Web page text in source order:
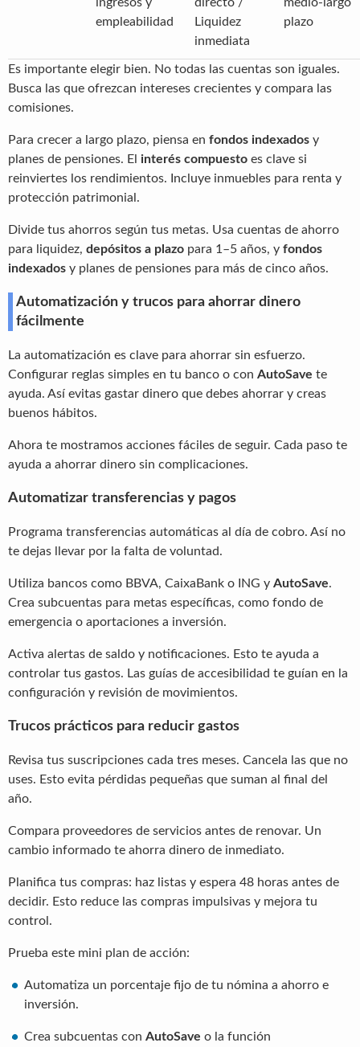
empleabilidad
Liquidez
inmediata
plazo
Es importante elegir bien. No todas las cuentas son iguales.
Busca las que ofrezcan intereses crecientes y compara las
comisiones.
Para crecer a largo plazo, piensa en fondos indexados y
planes de pensiones. El interés compuesto es clave si
reinviertes los rendimientos. Incluye inmuebles para renta y
protección patrimonial.
Divide tus ahorros según tus metas. Usa cuentas de ahorro
para liquidez, depósitos a plazo para 1–5 años, y fondos
indexados y planes de pensiones para más de cinco años.
Automatización y trucos para ahorrar dinero
fácilmente
La automatización es clave para ahorrar sin esfuerzo.
Configurar reglas simples en tu banco o con AutoSave te
ayuda. Así evitas gastar dinero que debes ahorrar y creas
buenos hábitos.
Ahora te mostramos acciones fáciles de seguir. Cada paso te
ayuda a ahorrar dinero sin complicaciones.
Automatizar transferencias y pagos
Programa transferencias automáticas al día de cobro. Así no
te dejas llevar por la falta de voluntad.
Utiliza bancos como BBVA, CaixaBank o ING y AutoSave.
Crea subcuentas para metas específicas, como fondo de
emergencia o aportaciones a inversión.
Activa alertas de saldo y notificaciones. Esto te ayuda a
controlar tus gastos. Las guías de accesibilidad te guían en la
configuración y revisión de movimientos.
Trucos prácticos para reducir gastos
Revisa tus suscripciones cada tres meses. Cancela las que no
uses. Esto evita pérdidas pequeñas que suman al final del
año.
Compara proveedores de servicios antes de renovar. Un
cambio informado te ahorra dinero de inmediato.
Planifica tus compras: haz listas y espera 48 horas antes de
decidir. Esto reduce las compras impulsivas y mejora tu
control.
Prueba este mini plan de acción:
Automatiza un porcentaje fijo de tu nómina a ahorro e
inversión.
Crea subcuentas con AutoSave o la función